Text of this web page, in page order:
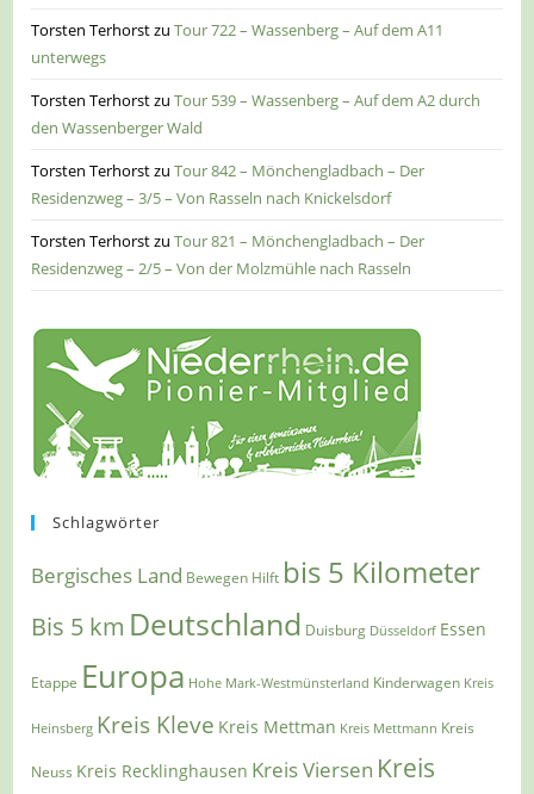
Torsten TerhorstzuTour 722 – Wassenberg – Auf dem A11
unterwegs
Torsten TerhorstzuTour 539 – Wassenberg – Auf dem A2 durch
den Wassenberger Wald
Torsten TerhorstzuTour 842 – Mönchengladbach – Der
Residenzweg – 3/5 – Von Rasseln nach Knickelsdorf
Torsten TerhorstzuTour 821 – Mönchengladbach – Der
Residenzweg – 2/5 – Von der Molzmühle nach Rasseln
Schlagwörter
Bergisches Land Bewegen Hilft bis 5 Kilometer
Bis 5 km Deutschland Duisburg Düsseldorf Essen
Etappe Europa Hohe Mark-Westmünsterland Kinderwagen Kreis
Heinsberg Kreis Kleve Kreis Mettman Kreis Mettmann Kreis
Neuss Kreis Recklinghausen Kreis Viersen Kreis